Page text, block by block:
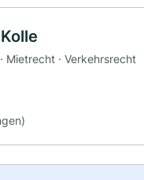
Mietrecht · Verkehrsrecht